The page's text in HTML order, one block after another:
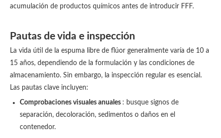
acumulación de productos químicos antes de introducir FFF.
Pautas de vida e inspección
La vida útil de la espuma libre de flúor generalmente varía de 10 a
15 años, dependiendo de la formulación y las condiciones de
almacenamiento. Sin embargo, la inspección regular es esencial.
Las pautas clave incluyen:
Comprobaciones visuales anuales : busque signos de
separación, decoloración, sedimentos o daños en el
contenedor.